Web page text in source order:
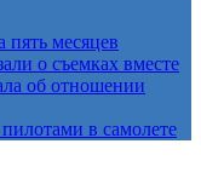
месяцев
о съемках вместе
об отношении
в самолете